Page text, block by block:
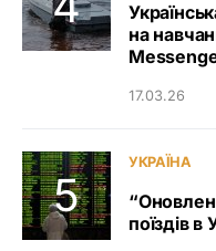
на
17.03.26
УКРАЇНА
поїздів в